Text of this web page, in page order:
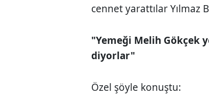
cennet yarattılar
"Yemeği Melih Gökçek
diyorlar"
Özel şöyle konuştu: